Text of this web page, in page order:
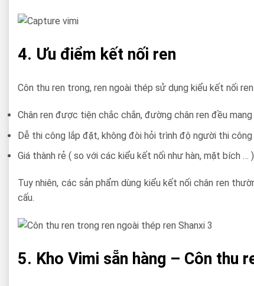
4. Ưu điểm kết nối ren
Côn thu ren trong, ren ngoài thép sử dụng kiểu kết nối
Chân ren được tiện chắc chắn, đường chân ren đều
Dễ thi công lắp đặt, không đòi hỏi trình độ người thi công
Giá thành rẻ ( so với các kiểu kết nối như hàn, mặt bích … )
Tuy nhiên, các sản phẩm dùng kiểu kết nối chân ren
cấu.
5. Kho Vimi sẵn hàng – Côn thu